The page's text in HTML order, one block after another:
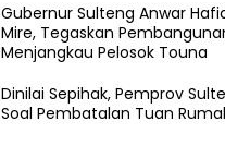
Gubernur Sulteng Anwar
Mire, Tegaskan
Menjangkau Pelosok Touna
Dinilai Sepihak, Pemprov
Soal Pembatalan Tuan